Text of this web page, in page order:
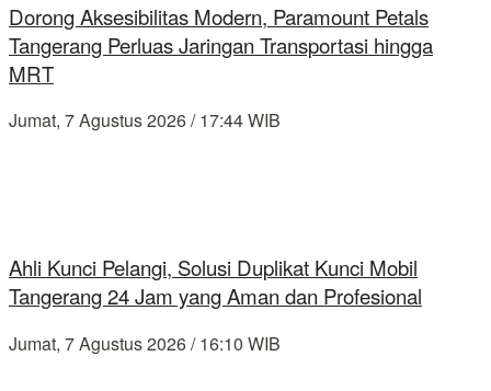
Dorong Aksesibilitas Modern, Paramount Petals
Tangerang Perluas Jaringan Transportasi hingga
MRT
Jumat, 7 Agustus 2026 / 17:44 WIB
Ahli Kunci Pelangi, Solusi Duplikat Kunci Mobil
Tangerang 24 Jam yang Aman dan Profesional
Jumat, 7 Agustus 2026 / 16:10 WIB